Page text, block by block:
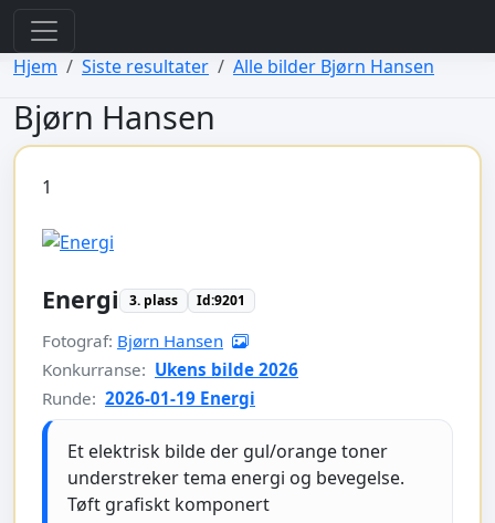
view: menus/_default.php
Hjem
Siste resultater Alle bilder Bjørn Hansen
Bjørn Hansen
1
Energi 3. plass Id:9201
Fotograf: Bjørn Hansen
Konkurranse: Ukens bilde 2026
Runde: 2026-01-19 Energi
Et elektrisk bilde der gul/orange toner
understreker tema energi og bevegelse.
Tøft grafiskt komponert